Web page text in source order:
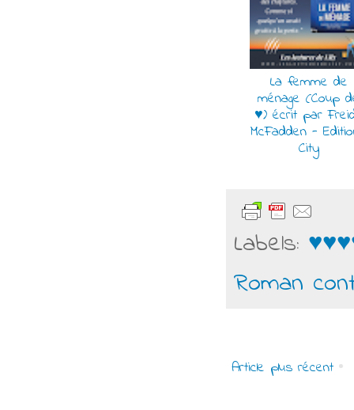
La femme de
ménage (Coup
♥) écrit par
McFadden -
City
Labels:
Roman
Article plus récent